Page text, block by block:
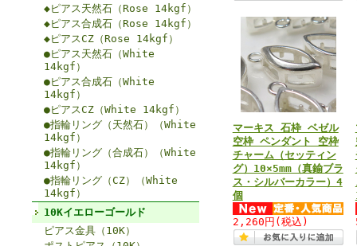
◆ピアス天然石（Rose 14kgf）
◆ピアス合成石（Rose 14kgf）
◆ピアスCZ（Rose 14kgf）
●ピアス天然石（White
14kgf）
●ピアス合成石（White
14kgf）
●ピアスCZ（White 14kgf）
●指輪リング（天然石）（White
14kgf）
●指輪リング（合成石）（White
14kgf）
●指輪リング（CZ）（White
14kgf）
10Kイエローゴールド
ピアス金具（10K）
マーキス 石枠 ベゼル
空枠 ペンダント 空枠
チャーム（セッティン
グ）10×5mm（真鍮ブラ
ス・シルバーカラー）4
個
2,260円 (税込)